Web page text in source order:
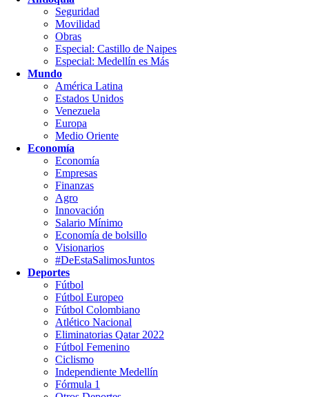
Seguridad
Movilidad
Obras
Especial: Castillo de Naipes
Especial: Medellín es Más
Mundo
América Latina
Estados Unidos
Venezuela
Europa
Medio Oriente
Economía
Economía
Empresas
Finanzas
Agro
Innovación
Salario Mínimo
Economía de bolsillo
Visionarios
#DeEstaSalimosJuntos
Deportes
Fútbol
Fútbol Europeo
Fútbol Colombiano
Atlético Nacional
Eliminatorias Qatar 2022
Fútbol Femenino
Ciclismo
Independiente Medellín
Fórmula 1